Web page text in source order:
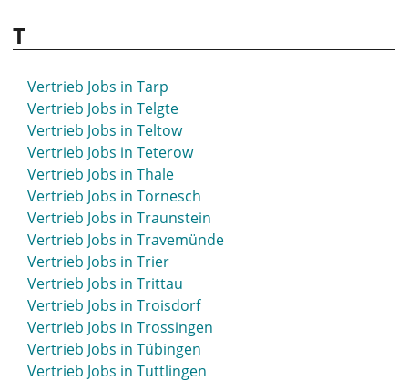
Vertrieb Jobs in Schwelm
Vertrieb Jobs in Schwerte
Vertrieb Jobs in Schwetzingen
Vertrieb Jobs in Seesen
Vertrieb Jobs in Seevetal
Vertrieb Jobs in Sehnde
Vertrieb Jobs in Selb
Vertrieb Jobs in Selm
Vertrieb Jobs in Senftenberg
Vertrieb Jobs in Siegburg
Vertrieb Jobs in Siegen
Vertrieb Jobs in Sigmaringen
Vertrieb Jobs in Sindelfingen
Vertrieb Jobs in Singen
Vertrieb Jobs in Sinsheim
T
Vertrieb Jobs in Tarp
Vertrieb Jobs in Telgte
Vertrieb Jobs in Teltow
Vertrieb Jobs in Teterow
Vertrieb Jobs in Thale
Vertrieb Jobs in Tornesch
Vertrieb Jobs in Traunstein
Vertrieb Jobs in Travemünde
Vertrieb Jobs in Trier
Vertrieb Jobs in Trittau
Vertrieb Jobs in Troisdorf
Vertrieb Jobs in Trossingen
Vertrieb Jobs in Tübingen
Vertrieb Jobs in Tuttlingen